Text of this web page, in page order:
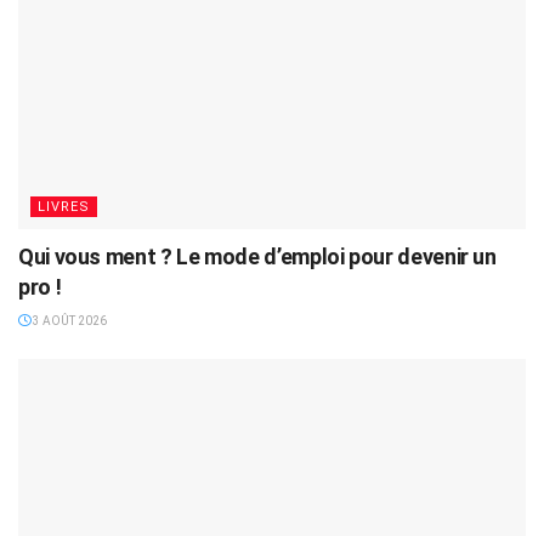
LIVRES
Qui vous ment ? Le mode d’emploi pour devenir un
pro !
3 AOÛT 2026